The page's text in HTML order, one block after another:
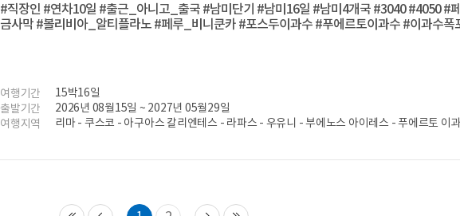
#직장인 #연차10일 #출근_아니고_출국 #남미단기 #남미16일 #남미4개국 #3040 #4050 #
금사막 #볼리비아_알티플라노 #페루_비니쿤카 #포스두이과수 #푸에르토이과수 #이과수
여행기간
15박16일
출발기간
2026년 08월15일 ~ 2027년 05월29일
여행지역
리마 - 쿠스코 - 아구아스 칼리엔테스 - 라파스 - 우유니 - 부에노스 아이레스 - 푸에르토 이